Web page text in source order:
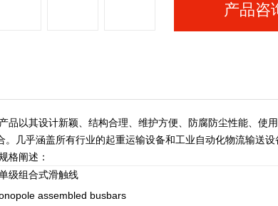
产品咨
产品以其设计新颖、结构合理、维护方便、防腐防尘性能、使
几乎涵盖所有行业的起重运输设备和工业自动化物流输送设
格阐述：
级组合式滑触线
assembled busbars